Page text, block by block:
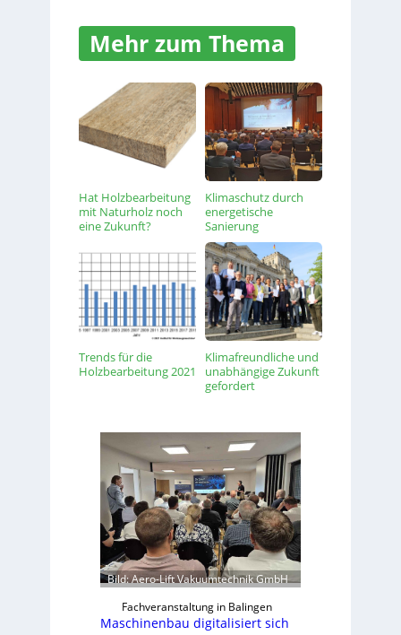
Mehr zum Thema
Hat Holzbearbeitung
mit Naturholz noch
eine Zukunft?
Klimaschutz durch
energetische
Sanierung
Trends für die
Holzbearbeitung 2021
Klimafreundliche und
unabhängige Zukunft
gefordert
Bild: Aero-Lift Vakuumtechnik GmbH
Fachveranstaltung in Balingen
Maschinenbau digitalisiert sich